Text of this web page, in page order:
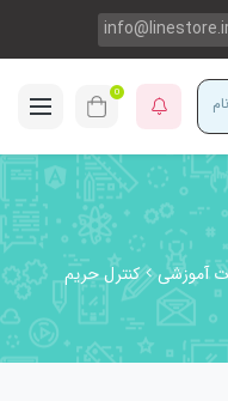
0
آموزشی
کنترل حریم